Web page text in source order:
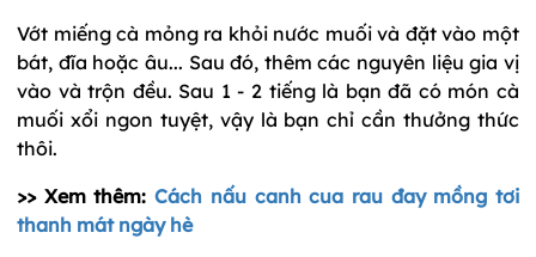
Vớt miếng cà mỏng ra khỏi nước muối và đặt vào một
bát, đĩa hoặc âu... Sau đó, thêm các nguyên liệu gia vị
vào và trộn đều. Sau 1 - 2 tiếng là bạn đã có món cà
muối xổi ngon tuyệt, vậy là bạn chỉ cần thưởng thức
thôi.
>> Xem thêm:Cách nấu canh cua rau đay mồng tơi
thanh mát ngày hè